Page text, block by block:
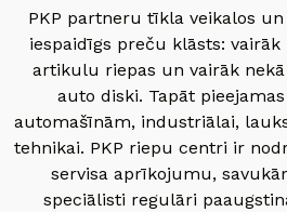
PKP partneru tīkla veikalos
iespaidīgs preču klāsts: vairāk
artikulu riepas un vairāk
auto diski. Tapāt
automašīnām, industriālai,
tehnikai. PKP riepu centri ir
servisa aprīkojumu,
speciālisti regulāri